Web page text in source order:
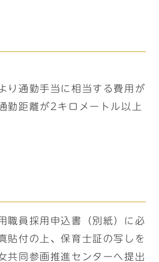
り通勤手当に相当する費用が
勤距離が2キロメートル以上
職員採用申込書（別紙）に必
貼付の上、保育士証の写しを
共同参画推進センターへ提出